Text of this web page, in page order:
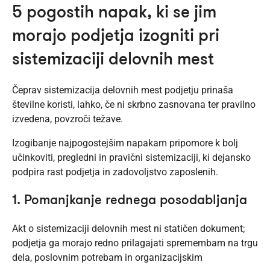
5 pogostih napak, ki se jim
morajo podjetja izogniti pri
sistemizaciji delovnih mest
Čeprav sistemizacija delovnih mest podjetju prinaša
številne koristi, lahko, če ni skrbno zasnovana ter pravilno
izvedena, povzroči težave.
Izogibanje najpogostejšim napakam pripomore k bolj
učinkoviti, pregledni in pravični sistemizaciji, ki dejansko
podpira rast podjetja in zadovoljstvo zaposlenih.
1. Pomanjkanje rednega posodabljanja
Akt o sistemizaciji delovnih mest ni statičen dokument;
podjetja ga morajo redno prilagajati spremembam na trgu
dela, poslovnim potrebam in organizacijskim